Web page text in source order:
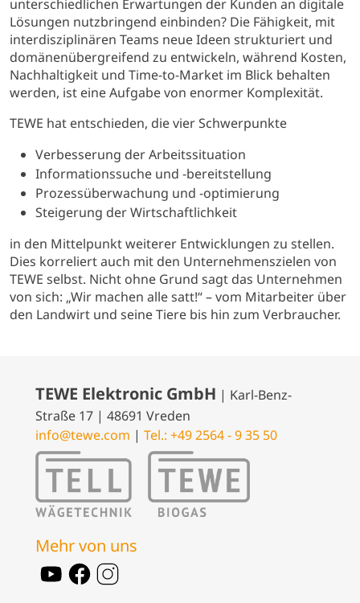
unterschiedlichen Erwartungen der Kunden an digitale
Lösungen nutzbringend einbinden? Die Fähigkeit, mit
interdisziplinären Teams neue Ideen strukturiert und
domänenübergreifend zu entwickeln, während Kosten,
Nachhaltigkeit und Time-to-Market im Blick behalten
werden, ist eine Aufgabe von enormer Komplexität.
TEWE hat entschieden, die vier Schwerpunkte
Verbesserung der Arbeitssituation
Informationssuche und -bereitstellung
Prozessüberwachung und -optimierung
Steigerung der Wirtschaftlichkeit
in den Mittelpunkt weiterer Entwicklungen zu stellen.
Dies korreliert auch mit den Unternehmenszielen von
TEWE selbst. Nicht ohne Grund sagt das Unternehmen
von sich: „Wir machen alle satt!“ – vom Mitarbeiter über
den Landwirt und seine Tiere bis hin zum Verbraucher.
TEWE Elektronic GmbH | Karl-Benz-
Straße 17 | 48691 Vreden
info@tewe.com | Tel.: +49 2564 - 9 35 50
Mehr von uns